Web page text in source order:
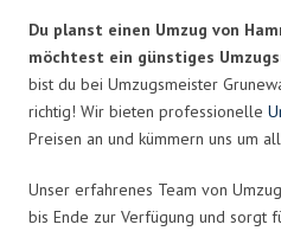
Du planst einen Umzug von
möchtest ein günstiges
bist du bei Umzugsmeister
richtig! Wir bieten professionelle
Preisen an und kümmern uns um
Unser erfahrenes Team von
bis Ende zur Verfügung und sorgt